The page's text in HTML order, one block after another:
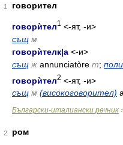
1 говорител
говорѝтел1 <-ят, -и>
същ м
говорѝтелк|а <-и>
същ ж annunciatòre m;
говорѝтел2 <-ят, -и>
същ м (високоговорител)
Български-италиански речник
2 ром